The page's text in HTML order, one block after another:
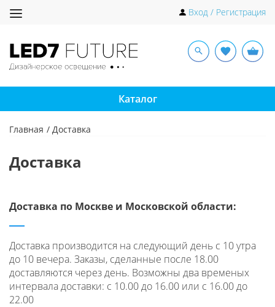
Toggle
Вход / Регистрация
Каталог
Главная Доставка
Доставка
Доставка по Москве и Московской области:
Доставка производится на следующий день с 10 утра
до 10 вечера. Заказы, сделанные после 18.00
доставляются через день. Возможны два временых
интервала доставки: с 10.00 до 16.00 или с 16.00 до
22.00